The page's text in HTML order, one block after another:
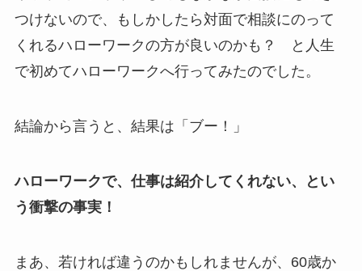
つけないので、もしかしたら対面で相談にのって
くれるハローワークの方が良いのかも？ と人生
で初めてハローワークへ行ってみたのでした。
結論から言うと、結果は「ブー！」
ハローワークで、仕事は紹介してくれない、とい
う衝撃の事実！
まあ、若ければ違うのかもしれませんが、60歳か